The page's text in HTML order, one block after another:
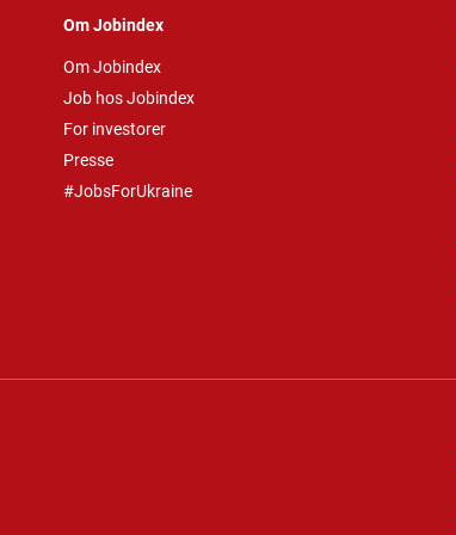
Om Jobindex
Om Jobindex
Job hos Jobindex
For investorer
Presse
#JobsForUkraine